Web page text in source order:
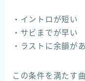
・イントロが短い
・サビまでが早い
・ラストに余韻が
この条件を満たす